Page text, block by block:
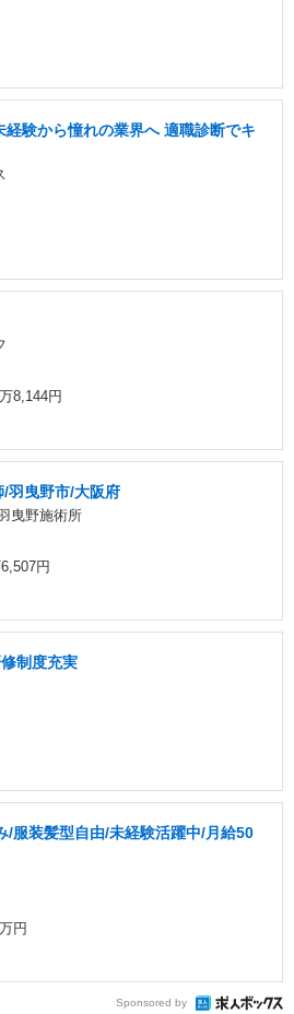
験から憧れの業界へ 適職診断でキ
8,144円
羽曳野市/大阪府
曳野施術所
円
制度充実
/服装髪型自由/未経験活躍中/月給50
円
Sponsored by